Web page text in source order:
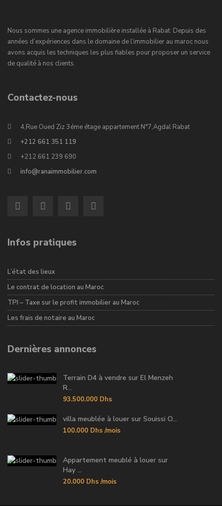
Nous sommes une agence immobilière installée à Rabat. Depuis des
années d’expériences dans le domaine de l’immobilier au maroc nous
avons acquis les techniques les plus fiables pour proposer un service
de qualité à nos clients.
Contactez-nous
4,Rue Oued Ziz 3éme étage appartement N°7,Agdal Rabat
+212 661 351 119
+212 661 239 690
info@ranaimmobilier.com
Infos pratiques
L’état des lieux
Le contrat de location au Maroc
TPI – Taxe sur le profit immobilier au Maroc
Les frais de notaire au Maroc
Dernières annonces
Terrain D4 à vendre sur El Menzeh
R...
93.500.000 Dhs
villa meublée à louer sur Souissi O...
100.000 Dhs /mois
Appartement meublé à louer sur
Hay ...
20.000 Dhs /mois